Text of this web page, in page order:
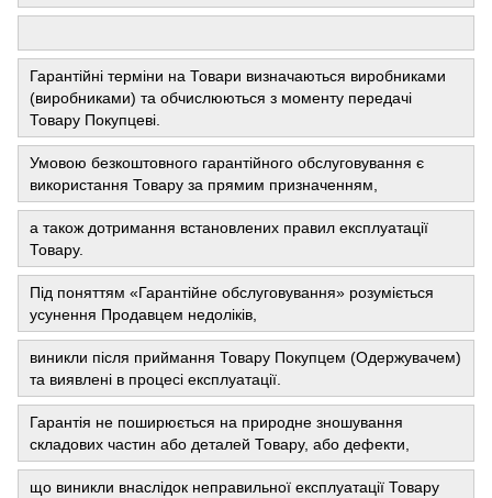
Гарантійні терміни на Товари визначаються виробниками
(виробниками) та обчислюються з моменту передачі
Товару Покупцеві.
Умовою безкоштовного гарантійного обслуговування є
використання Товару за прямим призначенням,
а також дотримання встановлених правил експлуатації
Товару.
Під поняттям «Гарантійне обслуговування» розуміється
усунення Продавцем недоліків,
виникли після приймання Товару Покупцем (Одержувачем)
та виявлені в процесі експлуатації.
Гарантія не поширюється на природне зношування
складових частин або деталей Товару, або дефекти,
що виникли внаслідок неправильної експлуатації Товару